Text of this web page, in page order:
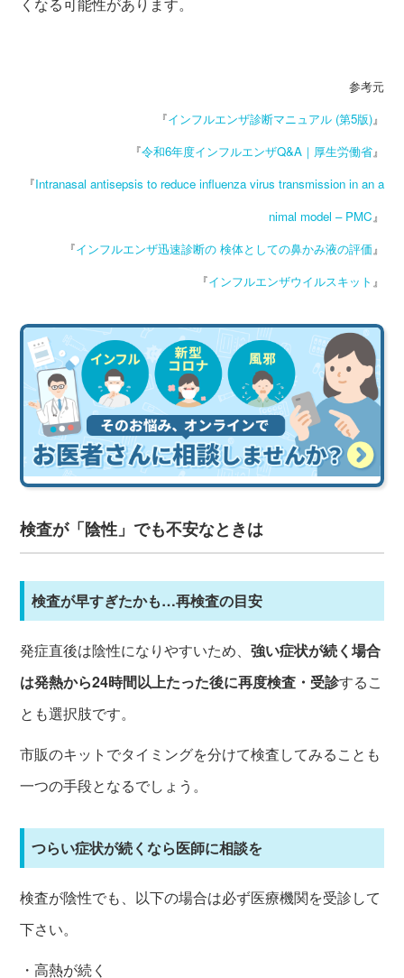
参考元
『インフルエンザ診断マニュアル (第5版)』
『令和6年度インフルエンザQ&A｜厚生労働省』
『Intranasal antisepsis to reduce influenza virus transmission in an a
nimal model – PMC』
『インフルエンザ迅速診断の 検体としての鼻かみ液の評価』
『インフルエンザウイルスキット 』
検査が「陰性」でも不安なときは
検査が早すぎたかも…再検査の目安
発症直後は陰性になりやすいため、強い症状が続く場合
は発熱から24時間以上たった後に再度検査・受診するこ
とも選択肢です。
市販のキットでタイミングを分けて検査してみることも
一つの手段となるでしょう。
つらい症状が続くなら医師に相談を
検査が陰性でも、以下の場合は必ず医療機関を受診して
下さい。
・高熱が続く